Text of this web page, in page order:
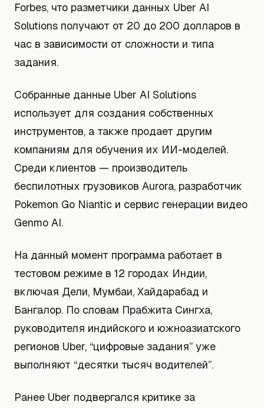
Forbes, что разметчики данных Uber AI
Solutions получают от 20 до 200 долларов в
час в зависимости от сложности и типа
задания.
Собранные данные Uber AI Solutions
использует для создания собственных
инструментов, а также продает другим
компаниям для обучения их ИИ-моделей.
Среди клиентов — производитель
беспилотных грузовиков Aurora, разработчик
Pokemon Go Niantic и сервис генерации видео
Genmo AI.
На данный момент программа работает в
тестовом режиме в 12 городах Индии,
включая Дели, Мумбаи, Хайдарабад и
Бангалор. По словам Прабжита Сингха,
руководителя индийского и южноазиатского
регионов Uber, “цифровые задания” уже
выполняют “десятки тысяч водителей”.
Ранее Uber подвергался критике за